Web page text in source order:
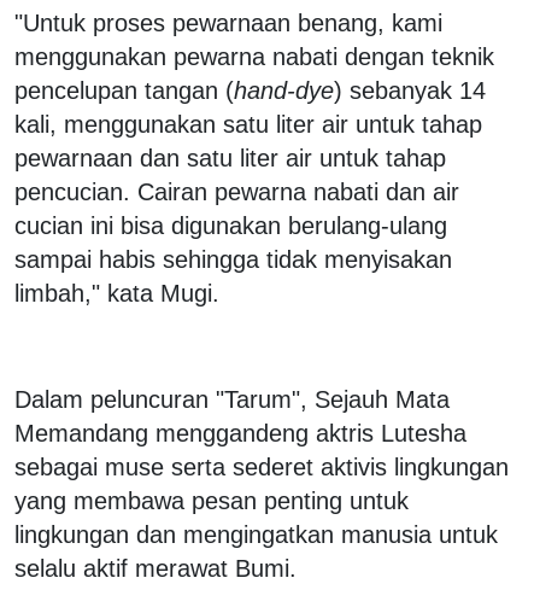
"Untuk proses pewarnaan benang, kami
menggunakan pewarna nabati dengan teknik
pencelupan tangan (hand-dye) sebanyak 14
kali, menggunakan satu liter air untuk tahap
pewarnaan dan satu liter air untuk tahap
pencucian. Cairan pewarna nabati dan air
cucian ini bisa digunakan berulang-ulang
sampai habis sehingga tidak menyisakan
limbah," kata Mugi.
Dalam peluncuran "Tarum", Sejauh Mata
Memandang menggandeng aktris Lutesha
sebagai muse serta sederet aktivis lingkungan
yang membawa pesan penting untuk
lingkungan dan mengingatkan manusia untuk
selalu aktif merawat Bumi.